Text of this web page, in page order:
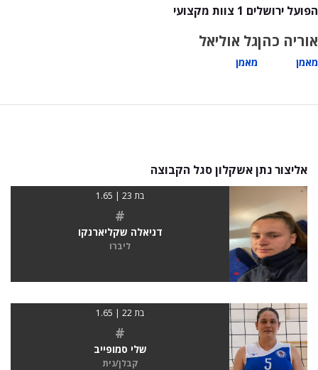
הפועל ירושלים 1 צוות מקצועי
אוריה כהן
מאמן
גל אוליאל
מאמן
אליצור נתן אשקלון סגל הקבוצה
בת 23 | 1.65
#
דניאלה שקליארנקו
ליברו
בת 22 | 1.65
#
שלי סמופייב
קבלן/נית